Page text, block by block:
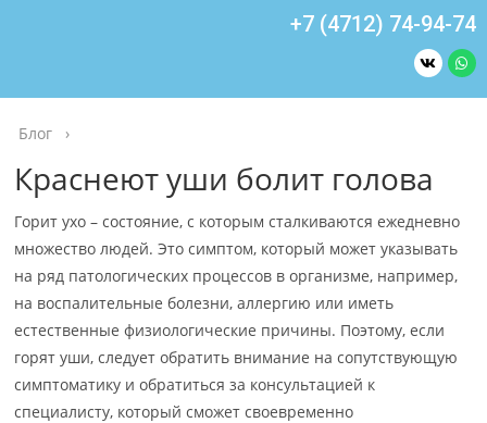
+7 (4712) 74-94-74
Блог ›
Краснеют уши болит голова
Горит ухо – состояние, с которым сталкиваются ежедневно
множество людей. Это симптом, который может указывать
на ряд патологических процессов в организме, например,
на воспалительные болезни, аллергию или иметь
естественные физиологические причины. Поэтому, если
горят уши, следует обратить внимание на сопутствующую
симптоматику и обратиться за консультацией к
специалисту, который сможет своевременно